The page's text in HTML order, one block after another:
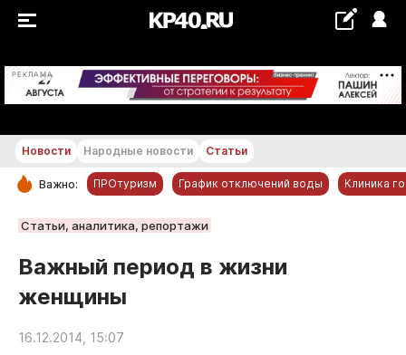
РЕКЛАМА +27...+28 °С
РУБРИКИ
Обнинск
Новости компаний
Статьи
Народные новости
Новости Народные новости Статьи
Важно: ПРОтуризм График отключений воды Клиника
Статьи, аналитика, репортажи
Важный период в жизни
женщины
16.12.2014, 15:07